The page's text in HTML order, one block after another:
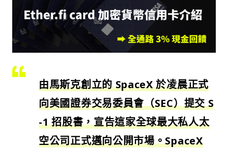
由馬斯克創立的 SpaceX 於凌晨正式
向美國證券交易委員會（SEC）提交 S
-1 招股書，宣告這家全球最大私人太
空公司正式邁向公開市場。SpaceX